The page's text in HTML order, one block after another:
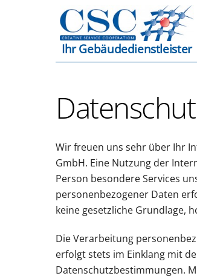
Ihr Gebäudedienstleister
Wir freuen uns sehr über Ihr
GmbH. Eine Nutzung der
Person besondere Services
personenbezogener Daten
keine gesetzliche Grundlage,
Die Verarbeitung
erfolgt stets im Einklang mit
Datenschutzbestimmungen.